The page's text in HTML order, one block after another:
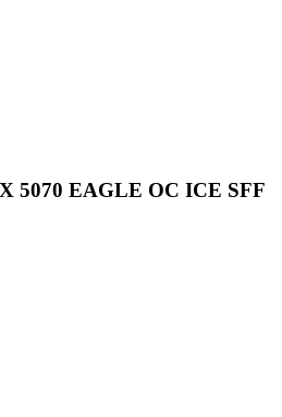
5070 EAGLE OC ICE SFF